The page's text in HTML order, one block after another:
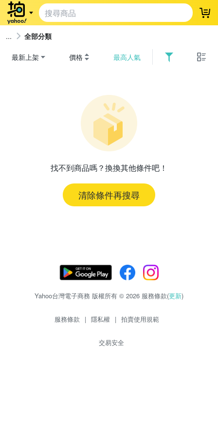
登
全部分類
最新上架 價格 最高人氣
找不到商品嗎？換換其他條件吧！
清除條件再搜尋
Yahoo台灣電子商務 版權所有 © 2026 服務條款(更新)
服務條款 | 隱私權 | 拍賣使用規範
交易安全